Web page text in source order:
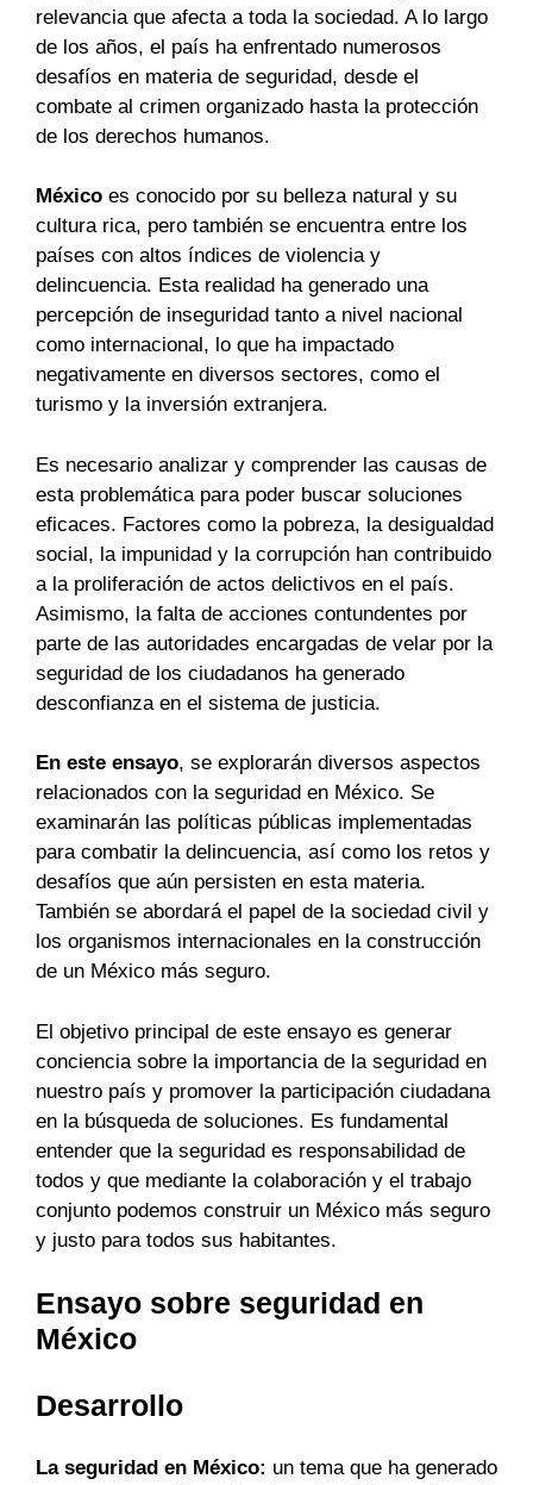
relevancia que afecta a toda la sociedad. A lo largo
de los años, el país ha enfrentado numerosos
desafíos en materia de seguridad, desde el
combate al crimen organizado hasta la protección
de los derechos humanos.
México es conocido por su belleza natural y su
cultura rica, pero también se encuentra entre los
países con altos índices de violencia y
delincuencia. Esta realidad ha generado una
percepción de inseguridad tanto a nivel nacional
como internacional, lo que ha impactado
negativamente en diversos sectores, como el
turismo y la inversión extranjera.
Es necesario analizar y comprender las causas de
esta problemática para poder buscar soluciones
eficaces. Factores como la pobreza, la desigualdad
social, la impunidad y la corrupción han contribuido
a la proliferación de actos delictivos en el país.
Asimismo, la falta de acciones contundentes por
parte de las autoridades encargadas de velar por la
seguridad de los ciudadanos ha generado
desconfianza en el sistema de justicia.
En este ensayo, se explorarán diversos aspectos
relacionados con la seguridad en México. Se
examinarán las políticas públicas implementadas
para combatir la delincuencia, así como los retos y
desafíos que aún persisten en esta materia.
También se abordará el papel de la sociedad civil y
los organismos internacionales en la construcción
de un México más seguro.
El objetivo principal de este ensayo es generar
conciencia sobre la importancia de la seguridad en
nuestro país y promover la participación ciudadana
en la búsqueda de soluciones. Es fundamental
entender que la seguridad es responsabilidad de
todos y que mediante la colaboración y el trabajo
conjunto podemos construir un México más seguro
y justo para todos sus habitantes.
Ensayo sobre seguridad en
México
Desarrollo
La seguridad en México: un tema que ha generado